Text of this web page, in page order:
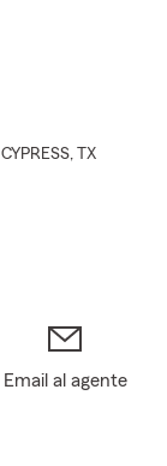
CYPRESS, TX
Email al agente